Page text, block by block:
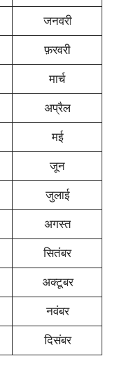
जनवरी
फ़रवरी
मार्च
अप्रैल
मई
जून
जुलाई
अगस्त
सितंबर
अक्टूबर
नवंबर
दिसंबर